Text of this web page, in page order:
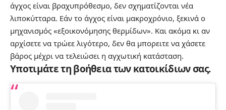
άγχος είναι βραχυπρόθεσμο, δεν σχηματίζονται νέα
λιποκύτταρα. Εάν το άγχος είναι μακροχρόνιο, ξεκινά ο
μηχανισμός «εξοικονόμησης θερμίδων». Και ακόμα κι αν
αρχίσετε να τρώεε λιγότερο, δεν θα μπορειτε να χάσετε
βάρος μέχρι να τελειώσει η αγχωτική κατάσταση.
Υποτιμάτε τη βοήθεια των κατοικίδιων σας.